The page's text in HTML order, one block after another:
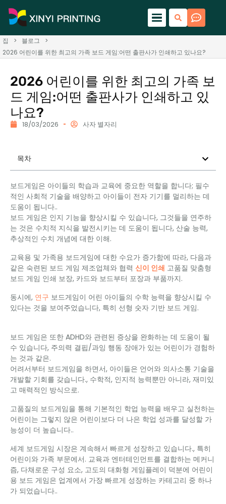
집 > 블로그
>
2026 어린이를 위한 최고의 가족 보드 게임:어떤 출판사가 인쇄하고 있나요?
2026 어린이를 위한 최고의 가족 보
드 게임:어떤 출판사가 인쇄하고 있
나요?
18/03/2026 사자 별자리
목차
보드게임은 아이들의 학습과 교육에 중요한 역할을 합니다; 필수
적인 사회적 기술을 배양하고 아이들이 전자 기기를 멀리하는 데
도움이 됩니다..
보드 게임은 인지 기능을 향상시킬 수 있습니다, 그것들을 연주하
는 것은 수치적 지식을 발전시키는 데 도움이 됩니다, 산술 능력,
추상적인 수치 개념에 대한 이해.
교육용 및 가족용 보드게임에 대한 수요가 증가함에 따라, 다음과
같은 숙련된 보드 게임 제조업체와 협력 신이 인쇄 고품질 맞춤형
보드 게임 인쇄 보장, 카드와 보드부터 포장과 부품까지.
동시에, 연구 보드게임이 어린 아이들의 수학 능력을 향상시킬 수
있다는 것을 보여주었습니다, 특히 선형 숫자 기반 보드 게임.
보드 게임은 또한 ADHD와 관련된 증상을 완화하는 데 도움이 될
수 있습니다, 주의력 결핍/과잉 행동 장애가 있는 어린이가 경험하
는 것과 같은.
어려서부터 보드게임을 하면서, 아이들은 언어와 의사소통 기술을
개발할 기회를 갖습니다., 수학적, 인지적 능력뿐만 아니라, 재미있
고 매력적인 방식으로.
고품질의 보드게임을 통해 기본적인 학업 능력을 배우고 실천하는
어린이는 그렇지 않은 어린이보다 더 나은 학업 성과를 달성할 가
능성이 더 높습니다..
세계 보드게임 시장은 계속해서 빠르게 성장하고 있습니다., 특히
어린이와 가족 부문에서. 교육과 엔터테인먼트를 결합하는 메커니
즘, 다채로운 구성 요소, 고도의 대화형 게임플레이 덕분에 어린이
용 보드 게임은 업계에서 가장 빠르게 성장하는 카테고리 중 하나
가 되었습니다..